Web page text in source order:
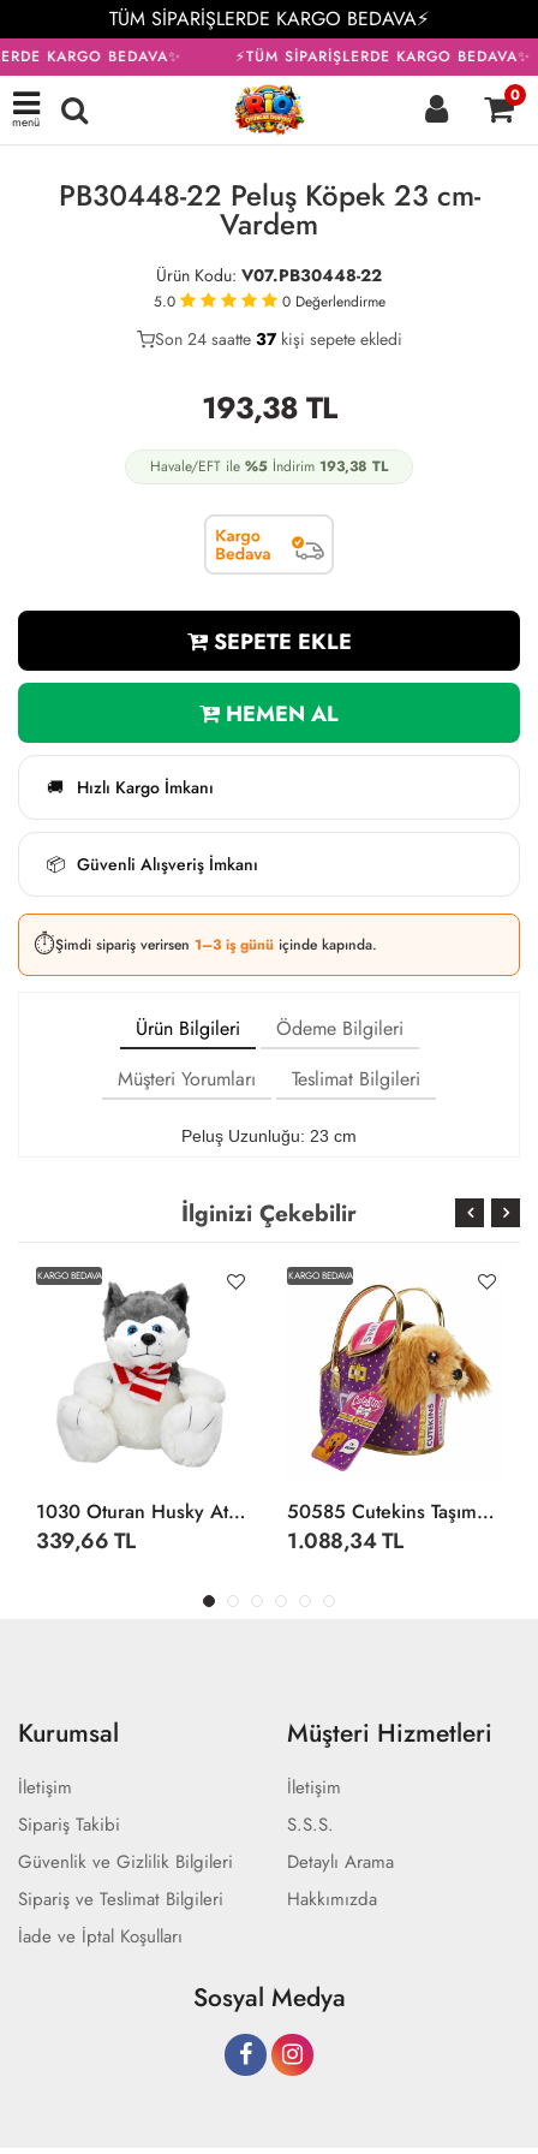
TÜM SİPARİŞLERDE KARGO BEDAVA⚡
KARGO BEDAVA✨ ⚡TÜM SİPARİŞLERDE KARGO BEDAVA✨
menü
0
PB30448-22 Peluş Köpek 23 cm-
Vardem
Ürün Kodu: V07.PB30448-22
5.0 0 Değerlendirme
20
Son 24 saatte 37kişi sepete ekledi
15
193,38TL
Havale/EFT ile %5 İndirim 193,38 TL
SEPETE EKLE
HEMEN AL
🚚 Hızlı Kargo İmkanı
📦 Güvenli Alışveriş İmkanı
⏱️Şimdi sipariş verirsen 1–3 iş günü içinde kapında.
Ürün Bilgileri
Ödeme Bilgileri
Müşteri Yorumları
Teslimat Bilgileri
Peluş Uzunluğu: 23 cm
İlginizi Çekebilir
KARGO BEDAVA
1030 Oturan Husky Atkılı Köpek 30 Cm
339,66 TL
KARGO BEDAVA
50585 Cutekins Taşıma Çantalı Peluş Köpek -Sunman
1.088,34 TL
Kurumsal
İletişim
Sipariş Takibi
Güvenlik ve Gizlilik Bilgileri
Sipariş ve Teslimat Bilgileri
İade ve İptal Koşulları
Müşteri Hizmetleri
İletişim
S.S.S.
Detaylı Arama
Hakkımızda
Sosyal Medya